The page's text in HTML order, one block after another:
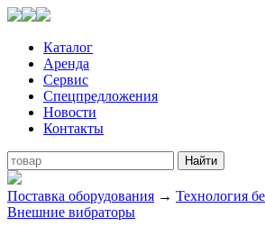
Каталог
Аренда
Сервис
Спецпредложения
Новости
Контакты
Поставка оборудования → Технология
Внешние вибраторы